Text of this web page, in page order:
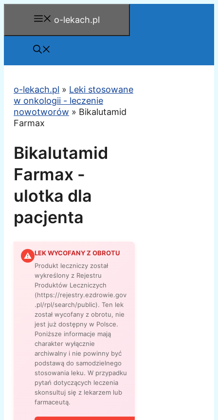
o-lekach.pl
o-lekach.pl » Leki stosowane
w onkologii - leczenie
nowotworów » Bikalutamid
Farmax
Bikalutamid
Farmax -
ulotka dla
pacjenta
⚠ LEK WYCOFANY Z OBROTU
Produkt leczniczy został
wykreślony z Rejestru
Produktów Leczniczych
(https://rejestry.ezdrowie.gov
.pl/rpl/search/public). Ten lek
został wycofany z obrotu, nie
jest już dostępny w Polsce.
Poniższe informacje mają
charakter wyłącznie
archiwalny i nie powinny być
podstawą do samodzielnego
stosowania leku. W przypadku
pytań dotyczących leczenia
skonsultuj się z lekarzem lub
farmaceutą.